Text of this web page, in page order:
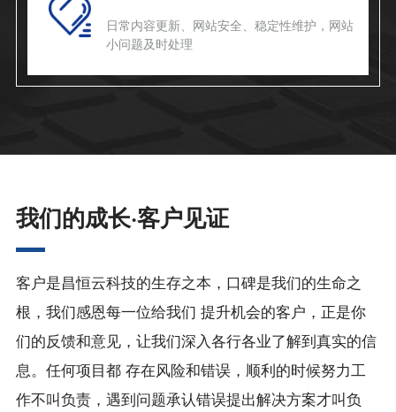
日常内容更新、网站安全、稳定性维护，网站
小问题及时处理
我们的成长·客户见证
客户是昌恒云科技的生存之本，口碑是我们的生命之
根，我们感恩每一位给我们 提升机会的客户，正是你
们的反馈和意见，让我们深入各行各业了解到真实的信
息。任何项目都 存在风险和错误，顺利的时候努力工
作不叫负责，遇到问题承认错误提出解决方案才叫负